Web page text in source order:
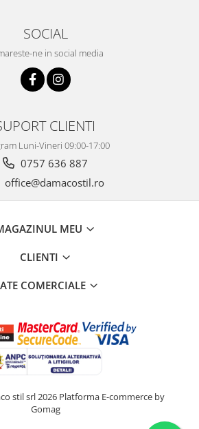
SOCIAL
ne in social media
CLIENTI
Luni-Vineri 09:00-17:00
0757 636 887
office@damacostil.ro
MEU
CLIENTI
COMERCIALE
stil srl 2026 Platforma E-commerce by
Gomag